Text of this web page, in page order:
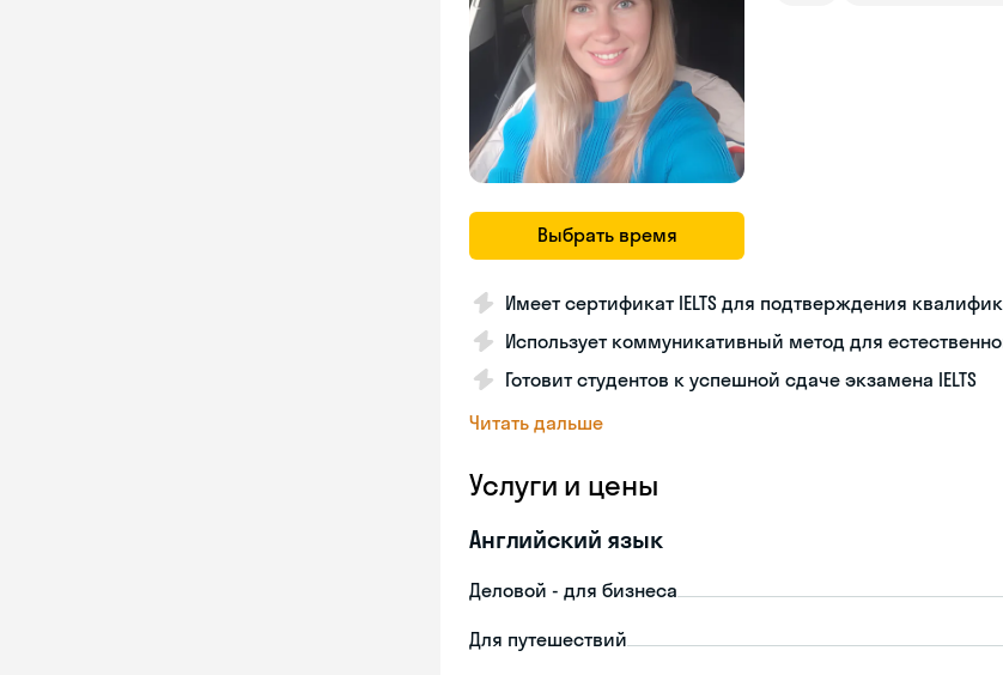
Выбрать время
Имеет сертификат IELTS для подтверждения
Использует коммуникативный метод для
Готовит студентов к успешной сдаче экзамена IELTS
Читать дальше
Услуги и цены
Английский язык
Деловой - для бизнеса
Для путешествий